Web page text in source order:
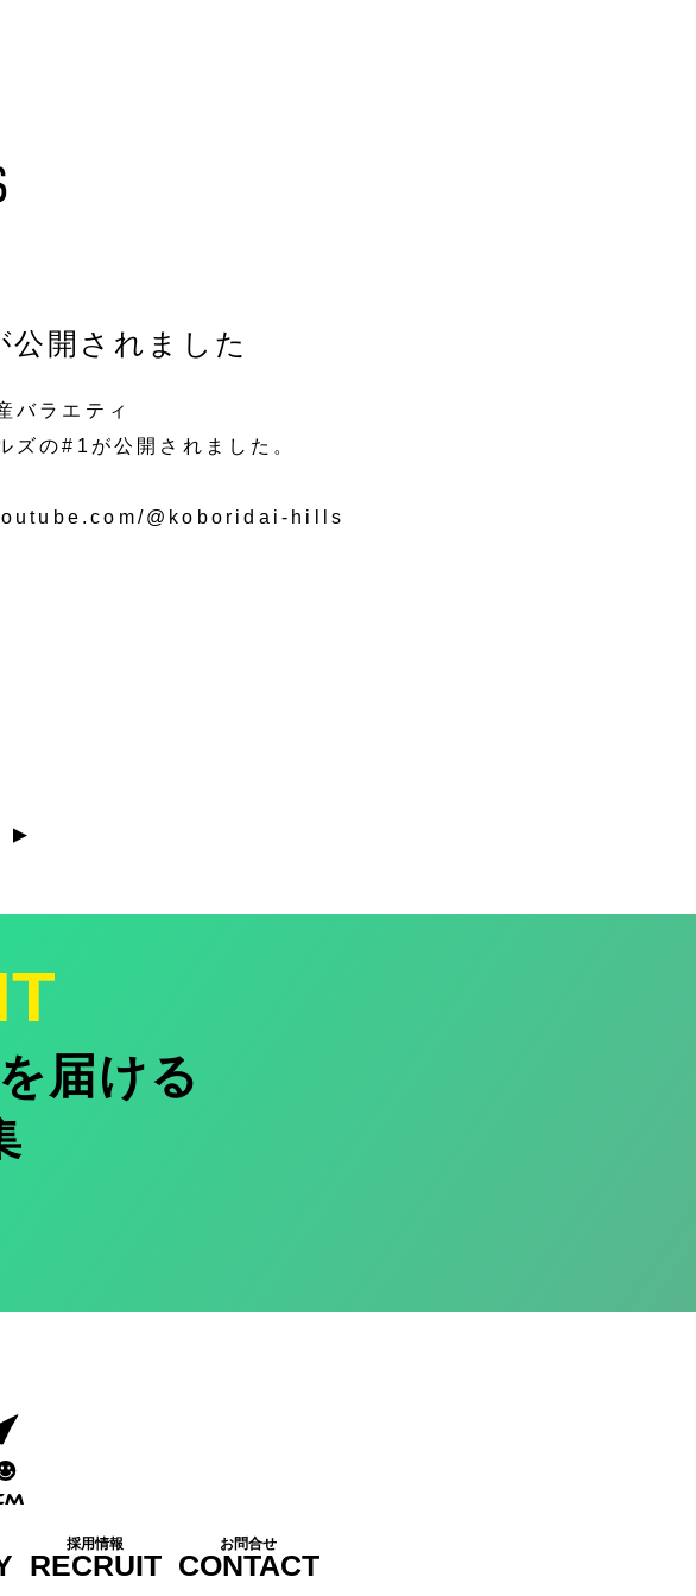
開されました
バラエティ
ズの#1が公開されました。
@koboridai-hills
▼
届ける
採用情報
RECRUIT
お問合せ
CONTACT